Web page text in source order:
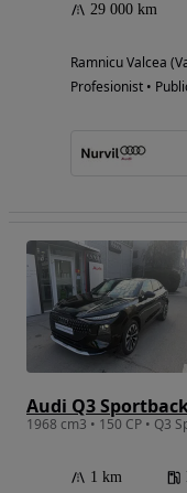
29 000 km
Ramnicu Valcea
Profesionist •
Audi Q3
1968 cm3 • 150 CP • Q3
1 km